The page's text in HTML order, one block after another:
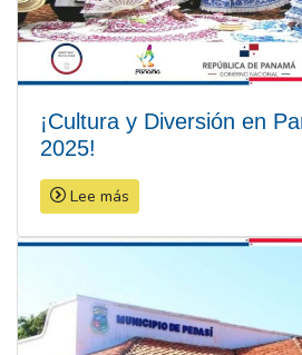
¡Cultura y Diversión en
2025!
Lee más